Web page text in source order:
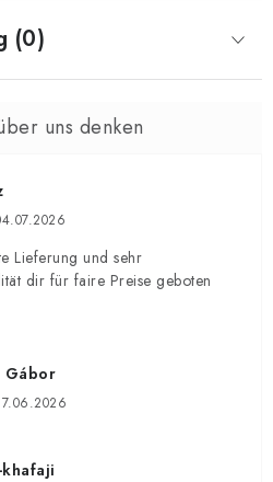
(0)
Lieferung und sehr
dir für faire Preise geboten
Gábor